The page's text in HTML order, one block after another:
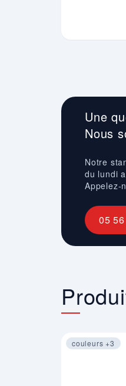
Une
Nous
Notre
du lundi
Appelez-
05
couleurs +3